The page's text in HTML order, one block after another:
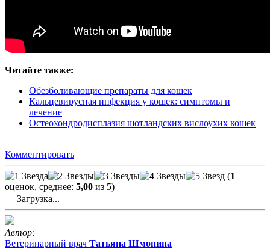
Читайте также:
Обезболивающие препараты для кошек
Кальцевирусная инфекция у кошек: симптомы и
лечение
Остеохондродисплазия шотландских вислоухих кошек
Комментировать
(1
оценок, среднее: 5,00 из 5)
Загрузка...
Автор:
Ветеринарный врач Татьяна Шмонина